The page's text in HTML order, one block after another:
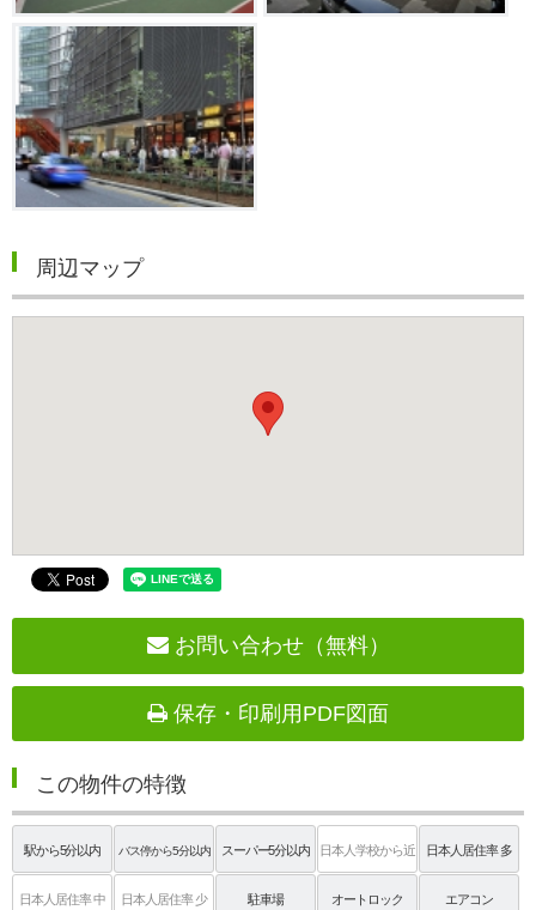
周辺マップ
お問い合わせ（無料）
保存・印刷用PDF図面
この物件の特徴
駅から5分以内 バス停から5分以内 スーパー5分以内 日本人学校から近
い
日本人居住率 多
日本人居住率 中 日本人居住率 少 駐車場 オートロック エアコン